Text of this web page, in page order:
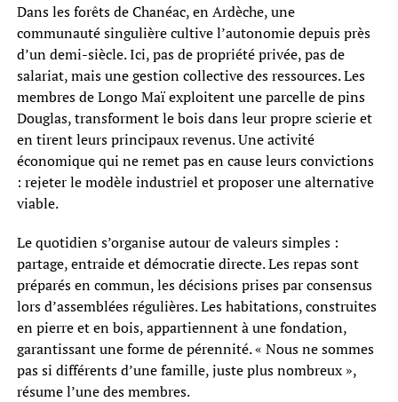
Dans les forêts de Chanéac, en Ardèche, une
communauté singulière cultive l’autonomie depuis près
d’un demi-siècle. Ici, pas de propriété privée, pas de
salariat, mais une gestion collective des ressources. Les
membres de Longo Maï exploitent une parcelle de pins
Douglas, transforment le bois dans leur propre scierie et
en tirent leurs principaux revenus. Une activité
économique qui ne remet pas en cause leurs convictions
: rejeter le modèle industriel et proposer une alternative
viable.
Le quotidien s’organise autour de valeurs simples :
partage, entraide et démocratie directe. Les repas sont
préparés en commun, les décisions prises par consensus
lors d’assemblées régulières. Les habitations, construites
en pierre et en bois, appartiennent à une fondation,
garantissant une forme de pérennité. « Nous ne sommes
pas si différents d’une famille, juste plus nombreux »,
résume l’une des membres.